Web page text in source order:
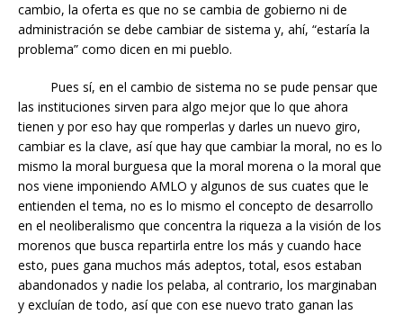
cambio, la oferta es que no se cambia de gobierno ni de
administración se debe cambiar de sistema y, ahí, “estaría la
problema” como dicen en mi pueblo.
Pues sí, en el cambio de sistema no se pude pensar que
las instituciones sirven para algo mejor que lo que ahora
tienen y por eso hay que romperlas y darles un nuevo giro,
cambiar es la clave, así que hay que cambiar la moral, no es lo
mismo la moral burguesa que la moral morena o la moral que
nos viene imponiendo AMLO y algunos de sus cuates que le
entienden el tema, no es lo mismo el concepto de desarrollo
en el neoliberalismo que concentra la riqueza a la visión de los
morenos que busca repartirla entre los más y cuando hace
esto, pues gana muchos más adeptos, total, esos estaban
abandonados y nadie los pelaba, al contrario, los marginaban
y excluían de todo, así que con ese nuevo trato ganan las